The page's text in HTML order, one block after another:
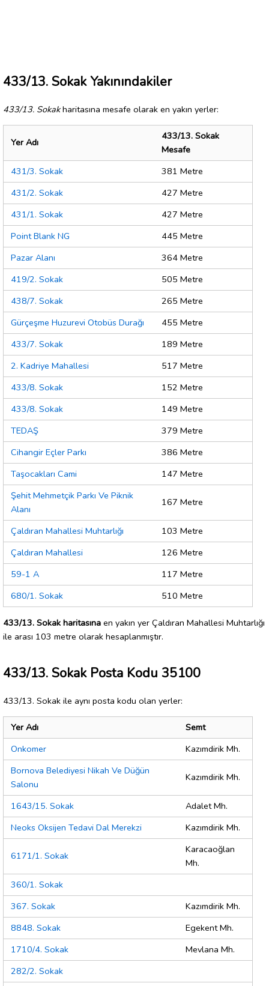
433/13. Sokak Yakınındakiler
433/13. Sokakharitasına mesafe olarak en yakın yerler:
Yer Adı
433/13. Sokak
Mesafe
431/3. Sokak
381 Metre
431/2. Sokak
427 Metre
431/1. Sokak
427 Metre
Point Blank NG
445 Metre
Pazar Alanı
364 Metre
419/2. Sokak
505 Metre
438/7. Sokak
265 Metre
Gürçeşme Huzurevi Otobüs Durağı
455 Metre
433/7. Sokak
189 Metre
2. Kadriye Mahallesi
517 Metre
433/8. Sokak
152 Metre
433/8. Sokak
149 Metre
TEDAŞ
379 Metre
Cihangir Eçler Parkı
386 Metre
Taşocakları Cami
147 Metre
Şehit Mehmetçik Parkı Ve Piknik
Alanı
167 Metre
Çaldıran Mahallesi Muhtarlığı
103 Metre
Çaldıran Mahallesi
126 Metre
59-1 A
117 Metre
680/1. Sokak
510 Metre
433/13. Sokak haritasına en yakın yer Çaldıran Mahallesi Muhtarlığı
ile arası 103 metre olarak hesaplanmıştır.
433/13. Sokak Posta Kodu 35100
433/13. Sokak ile aynı posta kodu olan yerler:
Yer Adı
Semt
Onkomer
Kazımdirik Mh.
Bornova Belediyesi Nikah Ve Düğün
Salonu
Kazımdirik Mh.
1643/15. Sokak
Adalet Mh.
Neoks Oksijen Tedavi Dal Merekzi
Kazımdirik Mh.
6171/1. Sokak
Karacaoğlan
Mh.
360/1. Sokak
367. Sokak
Kazımdirik Mh.
8848. Sokak
Egekent Mh.
1710/4. Sokak
Mevlana Mh.
282/2. Sokak